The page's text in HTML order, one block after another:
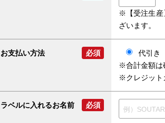
※【受注生産
ざいます。
お支払い方法 必須 代引き
※合計金額は
※クレジット
ラベルに入れるお名前 必須